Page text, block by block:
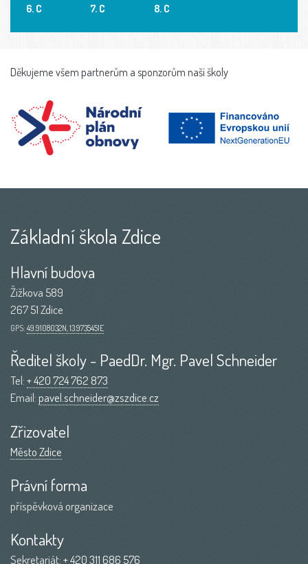
6. C 7. C 8. C
Děkujeme všem partnerům a sponzorům naší školy
Základní škola Zdice
Hlavní budova
Žižkova 589
267 51 Zdice
GPS: 49.9108032N, 13.9735451E
Ředitel školy - PaedDr. Mgr. Pavel Schneider
Tel:+ 420 724 762 873
Email:pavel.schneider@zszdice.cz
Zřizovatel
Město Zdice
Právní forma
příspěvková organizace
Kontakty
Sekretariát:+ 420 311 686 576